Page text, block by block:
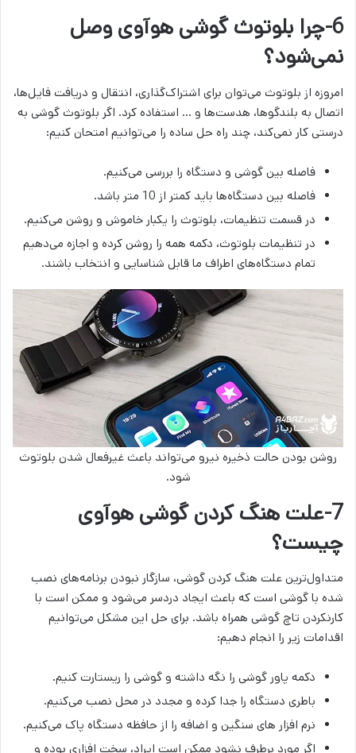
6-چرا بلوتوث گوشی هوآوی وصل
نمی‌شود؟
امروزه از بلوتوث می‌توان برای اشتراک‌گذاری‌، انتقال و دریافت فایل‌ها،
اتصال به بلندگوها، هدست‌ها و … استفاده کرد. اگر بلوتوث گوشی به
درستی کار نمی‌کند، چند راه‌ حل ساده را می‌توانیم امتحان کنیم:
فاصله بین گوشی و دستگاه‌ را بررسی می‌کنیم.
فاصله بین دستگاه‌ها باید کمتر از 10 متر باشد.
در قسمت تنظیمات، بلوتوث را یکبار خاموش و روشن می‌کنیم.
در تنظیمات بلوتوث، دکمه همه را روشن کرده و اجازه می‌دهیم
تمام دستگاه‌های اطراف ما قابل شناسایی و انتخاب باشند.
روشن بودن حالت ذخیره نیرو می‌تواند باعث غیرفعال شدن بلوتوث
شود.
7-علت هنگ کردن گوشی هوآوی
چیست؟
متداول‌ترین علت هنگ کردن گوشی، سازگار نبودن برنامه‌های نصب
شده با گوشی است که باعث ایجاد دردسر می‌شود و ممکن است با
کارنکردن تاچ گوشی همراه باشد. برای حل این مشکل می‌توانیم
اقدامات زیر را انجام دهیم:
دکمه پاور گوشی را نگه داشته و گوشی را ریستارت کنیم.
باطری دستگاه را جدا کرده و مجدد در محل نصب می‌کنیم.
نرم افزار های سنگین و اضافه را از حافظه دستگاه پاک می‌کنیم.
اگر مورد برطرف نشود ممکن است ایراد، سخت افزاری بوده و